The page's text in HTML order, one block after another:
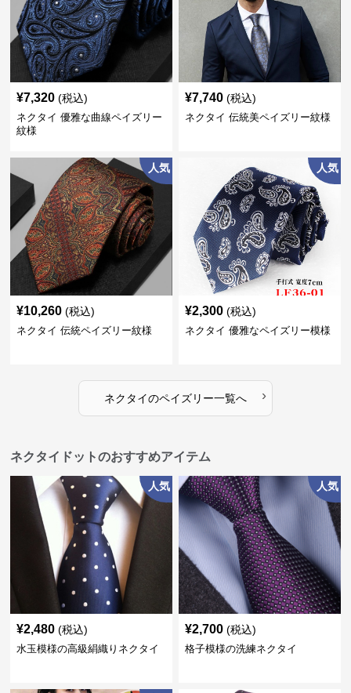
¥7,320 (税込)
ネクタイ 優雅な曲線ペイズリー
紋様
¥7,740 (税込)
ネクタイ 伝統美ペイズリー紋様
人気
¥10,260 (税込)
ネクタイ 伝統ペイズリー紋様
人気
¥2,300 (税込)
ネクタイ 優雅なペイズリー模様
ネクタイのペイズリー一覧へ ›
ネクタイドットのおすすめアイテム
人気
¥2,480 (税込)
水玉模様の高級絹織りネクタイ
人気
¥2,700 (税込)
格子模様の洗練ネクタイ